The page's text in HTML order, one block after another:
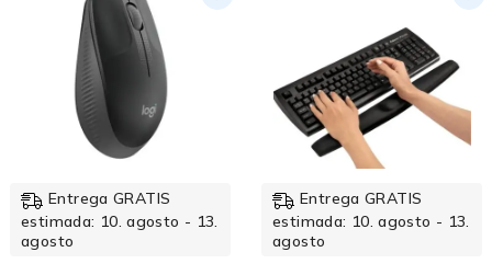
Entrega GRATIS
estimada: 10. agosto - 13.
agosto
Entrega GRATIS
estimada: 10. agosto - 13.
agosto